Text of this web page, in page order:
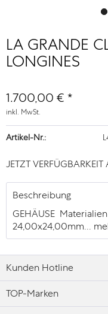
LA GRANDE
LONGINES
1.700,00 € *
inkl. MwSt.
Artikel-Nr.:
JETZT VERFÜGBARKEIT
Beschreibung
GEHÄUSE
24,00x24,00mm...
Kunden Hotline
TOP-Marken